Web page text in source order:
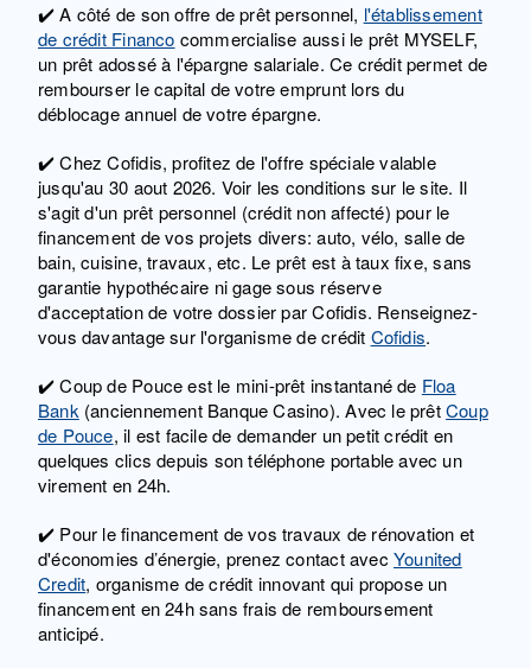
✔️ A côté de son offre de prêt personnel, l'établissement
de crédit Financo commercialise aussi le prêt MYSELF,
un prêt adossé à l'épargne salariale. Ce crédit permet de
rembourser le capital de votre emprunt lors du
déblocage annuel de votre épargne.
✔️ Chez Cofidis, profitez de l'offre spéciale valable
jusqu'au 30 aout 2026. Voir les conditions sur le site. Il
s'agit d'un prêt personnel (crédit non affecté) pour le
financement de vos projets divers: auto, vélo, salle de
bain, cuisine, travaux, etc. Le prêt est à taux fixe, sans
garantie hypothécaire ni gage sous réserve
d'acceptation de votre dossier par Cofidis. Renseignez-
vous davantage sur l'organisme de crédit Cofidis.
✔️ Coup de Pouce est le mini-prêt instantané de Floa
Bank (anciennement Banque Casino). Avec le prêtCoup
de Pouce, il est facile de demander un petit crédit en
quelques clics depuis son téléphone portable avec un
virement en 24h.
✔️ Pour le financement de vos travaux de rénovation et
d'économies d’énergie, prenez contact avecYounited
Credit, organisme de crédit innovant qui propose un
financement en 24h sans frais de remboursement
anticipé.